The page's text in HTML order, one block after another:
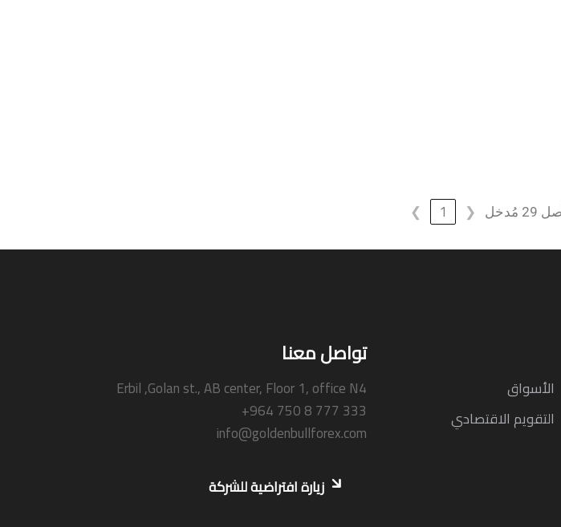
❮
1
❯
الأسواق
التقويم الاقتصادي
تواصل معنا
Erbil ,Golan st., AB center, Floor 1, office N4
+964 750 8 777 333
info@goldenbullforex.com
زيارة افتراضية للشركة